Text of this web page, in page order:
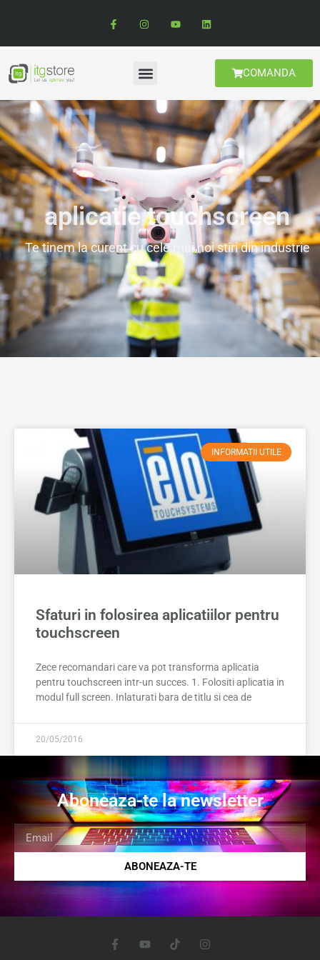
COMANDA
aplicatie touchscreen
Te tinem la curent cu cele mai noi stiri din industrie
INFORMATII UTILE
Sfaturi in folosirea aplicatiilor pentru
touchscreen
Zece recomandari care va pot transforma aplicatia
pentru touchscreen intr-un succes. 1. Folositi aplicatia in
modul full screen. Inlaturati bara de titlu si cea de
20/05/2016
Aboneaza-te la newsletter
ABONEAZA-TE